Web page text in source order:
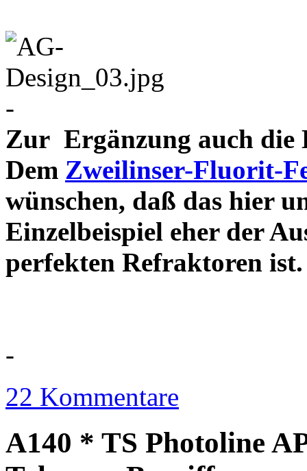
-
Zur Ergänzung auch die
Dem Zweilinser-Fluorit-
wünschen, daß das hier
Einzelbeispiel eher der
perfekten
-
22 Kommentare
A140 * TS Photoline